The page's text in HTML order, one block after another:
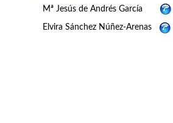
Mª Jesús de Andrés García
Elvira Sánchez Núñez-Arenas